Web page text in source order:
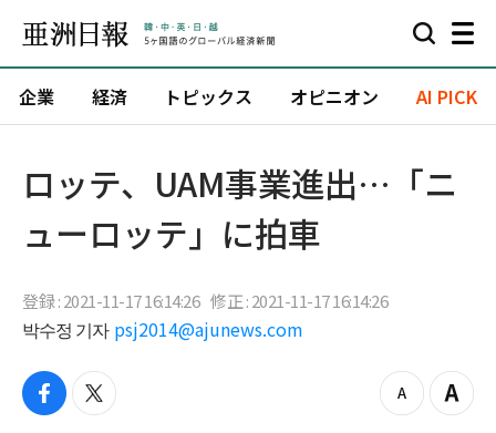
企業 経済 トピックス オピニオン AI PICK
ロッテ、UAM事業進出…「ニ
ューロッテ」に拍車
登録 : 2021-11-17 16:14:26 修正 : 2021-11-17 16:14:26
박수정 기자 psj2014@ajunews.com
f
t
z
Z